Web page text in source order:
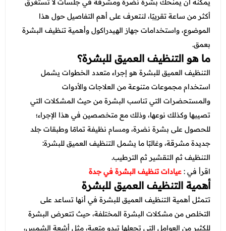
عروض قسم الطوارئ
عروض المختبر
عروض الاشعة
عروض الباطنة
عروض العظام
عروض الانف والاذن والحنجرة
يمكنه أن يمنحك بشرة نضرة ومشرقة في جلسات لا تستغرق
أكثر من ساعة تقريبًا، لنتعرف على أهم التفاصيل حول هذا
الموضوع، واستخدامات جهاز الهيدراكول وأهمية تنظيف البشرة
بعمق.
ما هو التنظيف العميق للبشرة؟
التنظيف العميق للبشرة هو إجراء متعدد الخطوات يشمل
استخدام مجموعات متنوعة من العلاجات والأدوات
والمستحضرات التي تناسب البشرة من حيث المشكلات التي
تصيبها وكذلك نوعها، وذلك مع متخصصين في هذا الإجراء؛
للحصول على بشرة نضرة، ومسام نظيفة تمامًا وطبقات جلد
جديدة مشرقة، وغالبًا ما يشمل التنظيف العميق للبشرة:
التنظيف ثم التقشير ثم الترطيب.
اقرأ في :عيادات تنظيف البشرة في جدة
أهمية التنظيف العميق للبشرة
تتمثل أهمية التنظيف العميق للبشرة في أنها تساعد على
التخلص من مشكلات البشرة المختلفة، حيث تتعرض البشرة
للكثير من العوامل التي تجعلها تبدو متعبة، مثل أشعة الشمس،